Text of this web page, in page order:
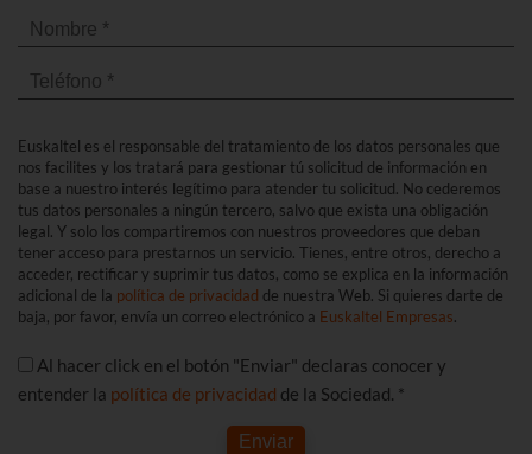
Euskaltel es el responsable del tratamiento de los datos personales que
nos facilites y los tratará para gestionar tú solicitud de información en
base a nuestro interés legítimo para atender tu solicitud. No cederemos
tus datos personales a ningún tercero, salvo que exista una obligación
legal. Y solo los compartiremos con nuestros proveedores que deban
tener acceso para prestarnos un servicio. Tienes, entre otros, derecho a
acceder, rectificar y suprimir tus datos, como se explica en la información
adicional de la política de privacidad de nuestra Web. Si quieres darte de
baja, por favor, envía un correo electrónico a Euskaltel Empresas.
Al hacer click en el botón "Enviar" declaras conocer y
entender la política de privacidad de la Sociedad. *
Enviar